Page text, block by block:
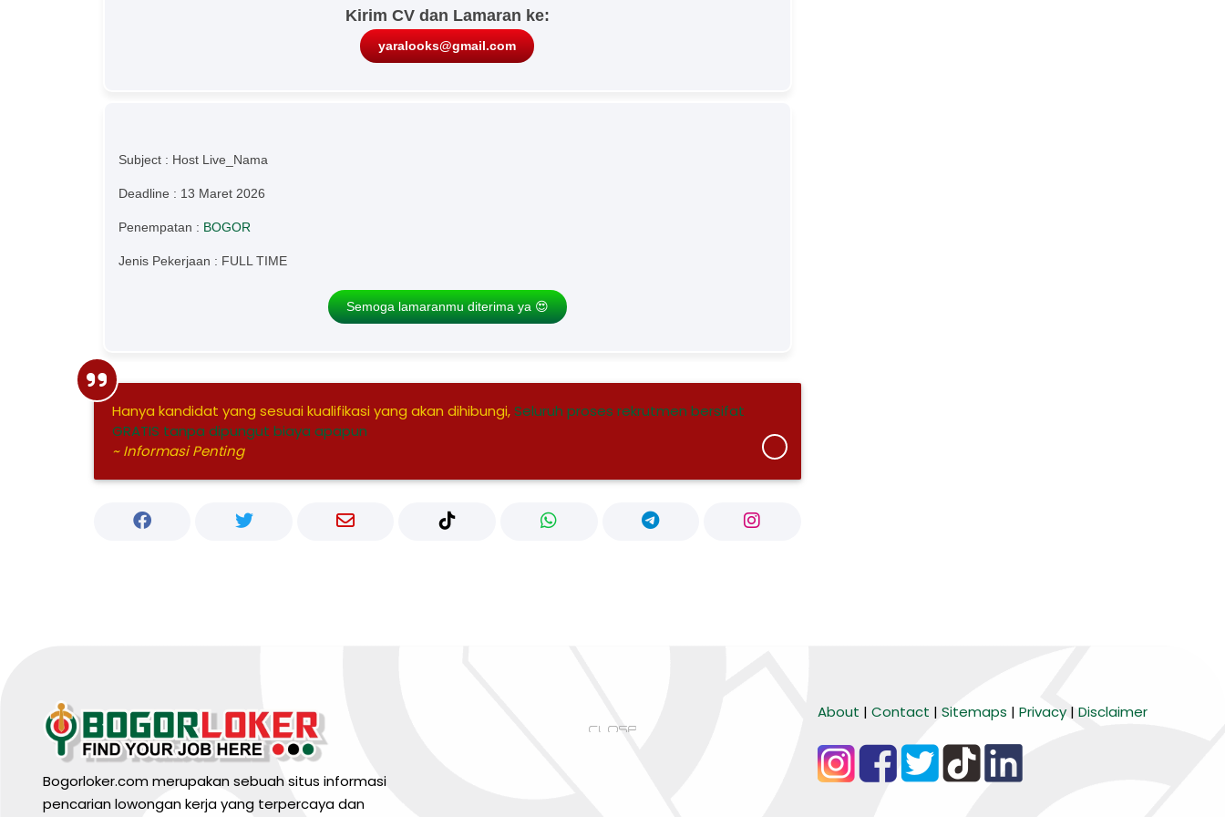
Kirim CV dan Lamaran ke:
yaralooks@gmail.com
Subject : Host Live_Nama
Deadline : 13 Maret 2026
Penempatan : BOGOR
Jenis Pekerjaan : FULL TIME
Semoga lamaranmu diterima ya 😍
Hanya kandidat yang sesuai kualifikasi yang akan dihibungi,Seluruh proses rekrutmen bersifat
GRATIS tanpa dipungut biaya apapun
~ Informasi Penting
Bogorloker.com merupakan sebuah situs informasi
pencarian lowongan kerja yang terpercaya dan
About | Contact | Sitemaps | Privacy| Disclaimer